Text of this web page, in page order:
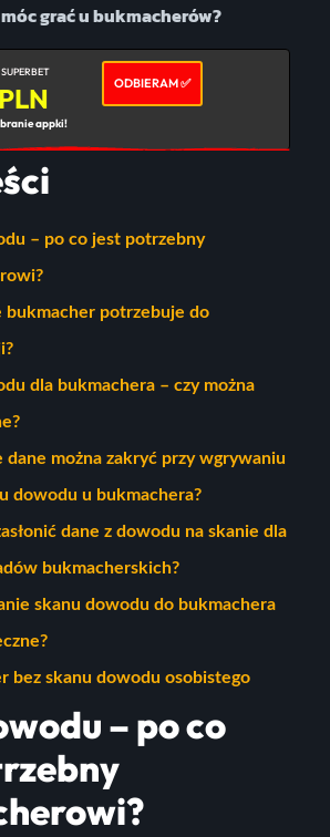
grać u bukmacherów?
appki!
ODBIERAM ✅
– po co jest potrzebny
bukmacher potrzebuje do
dla bukmachera – czy można
dane można zakryć przy wgrywaniu
dowodu u bukmachera?
dane z dowodu na skanie dla
bukmacherskich?
skanu dowodu do bukmachera
bez skanu dowodu osobistego
– po co